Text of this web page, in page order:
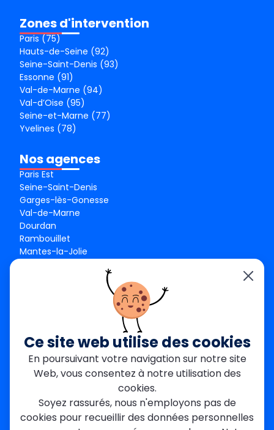
Zones d'intervention
Paris (75)
Hauts-de-Seine (92)
Seine-Saint-Denis (93)
Essonne (91)
Val-de-Marne (94)
Val-d’Oise (95)
Seine-et-Marne (77)
Yvelines (78)
Nos agences
Paris Est
Seine-Saint-Denis
Garges-lès-Gonesse
Val-de-Marne
Dourdan
Rambouillet
Mantes-la-Jolie
contact@metallerie-grand-paris.com
46 bis Av. du Maine, 75015 Paris
Mentions légales
Politique De Confidentialité
Cookies
CGV
Engagements Clients
Ce site web utilise des cookies
En poursuivant votre navigation sur notre site
Web, vous consentez à notre utilisation des
cookies.
Soyez rassurés, nous n'employons pas de
cookies pour recueillir des données personnelles